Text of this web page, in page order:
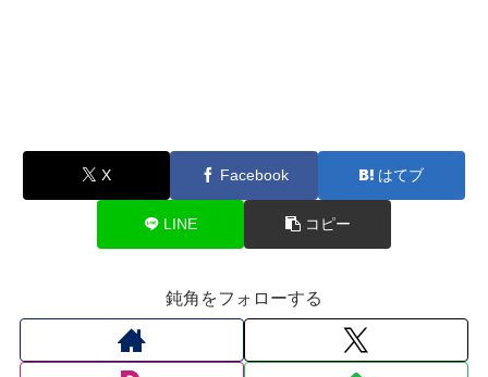
X Facebook はてブ
LINE コピー
鈍角をフォローする